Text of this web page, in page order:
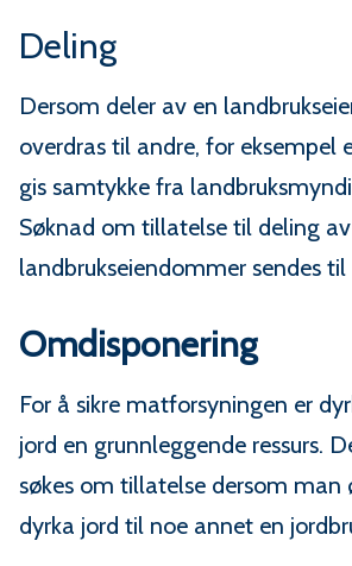
Deling
Dersom deler av en
overdras til andre, for eksempel
gis samtykke fra
Søknad om tillatelse til deling av
landbrukseiendommer sendes
Omdisponering
For å sikre matforsyningen er
jord en grunnleggende ressurs.
søkes om tillatelse dersom man
dyrka jord til noe annet en